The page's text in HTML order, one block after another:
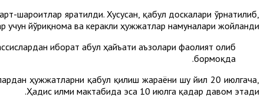
шароитлар яратилди. Хусусан, қабул доскалари ўрнатилиб,
учун йўриқнома ва керакли ҳужжатлар намуналари жойланди.
иборат Қабул ҳайъати аъзолари фаолият олиб
бормоқда.
ҳужжатларни қабул қилиш жараёни шу йил 20 июлгача,
Ҳадис илми мактабида эса 10 июлга қадар давом этади.